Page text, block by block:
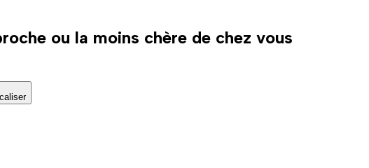
ou la moins chère de chez vous